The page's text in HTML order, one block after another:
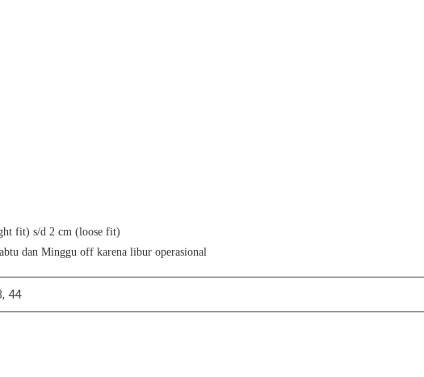
fit) s/d 2 cm (loose fit)
dan Minggu off karena libur operasional
44